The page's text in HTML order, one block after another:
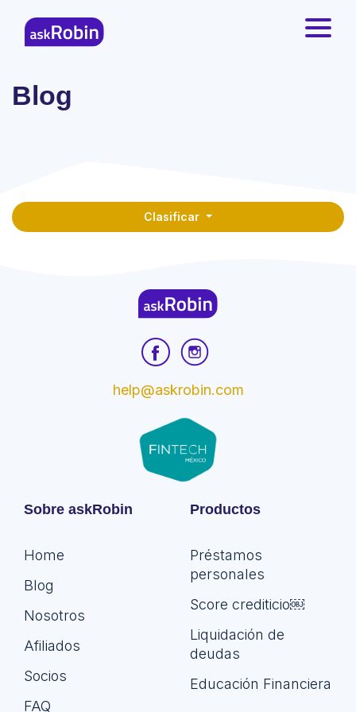
Blog
Clasificar
Sobre askRobin
Home
Blog
Nosotros
Afiliados
Socios
FAQ
Productos
Préstamos
personales
Score crediticio￼
Liquidación de
deudas
Educación Financiera
help@askrobin.com